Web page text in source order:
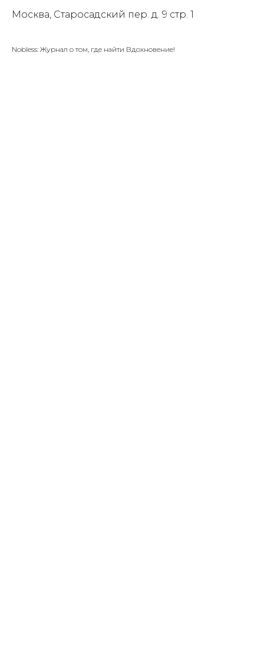
Москва, Старосадский пер. д. 9 стр. 1
Nobless: Журнал о том, где найти Вдохновение!